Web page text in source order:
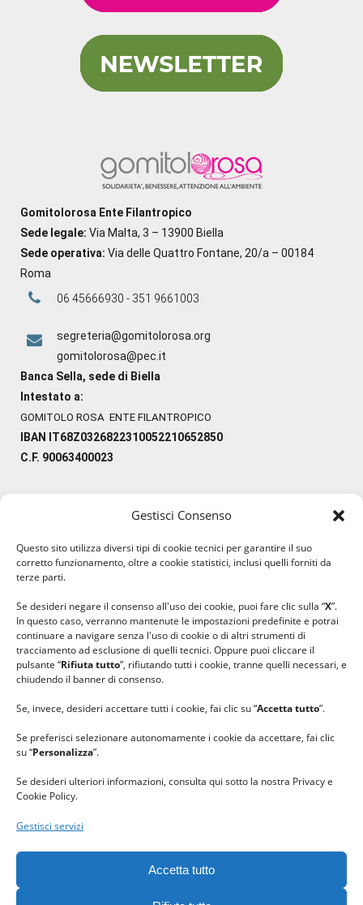
Gestisci Consenso
Questo sito utilizza diversi tipi di cookie tecnici per garantire il suo
corretto funzionamento, oltre a cookie statistici, inclusi quelli forniti da
terze parti.
Se desideri negare il consenso all'uso dei cookie, puoi fare clic sulla “X”.
In questo caso, verranno mantenute le impostazioni predefinite e potrai
continuare a navigare senza l'uso di cookie o di altri strumenti di
tracciamento ad esclusione di quelli tecnici. Oppure puoi cliccare il
pulsante “Rifiuta tutto”, rifiutando tutti i cookie, tranne quelli necessari, e
chiudendo il banner di consenso.
Se, invece, desideri accettare tutti i cookie, fai clic su “Accetta tutto”.
Se preferisci selezionare autonomamente i cookie da accettare, fai clic
su “Personalizza”.
Se desideri ulteriori informazioni, consulta qui sotto la nostra Privacy e
Cookie Policy.
Gestisci servizi
Accetta tutto
Gomitolorosa Ente Filantropico
Sede legale: Via Malta, 3 – 13900 Biella
Sede operativa: Via delle Quattro Fontane, 20/a – 00184
Roma
06 45666930 - 351 9661003
segreteria@gomitolorosa.org
gomitolorosa@pec.it
Banca Sella, sede di Biella
Intestato a:
GOMITOLO ROSA ENTE FILANTROPICO
IBAN IT68Z0326822310052210652850
C.F. 90063400023
#lanaterapia
#ilcaloredellempatia